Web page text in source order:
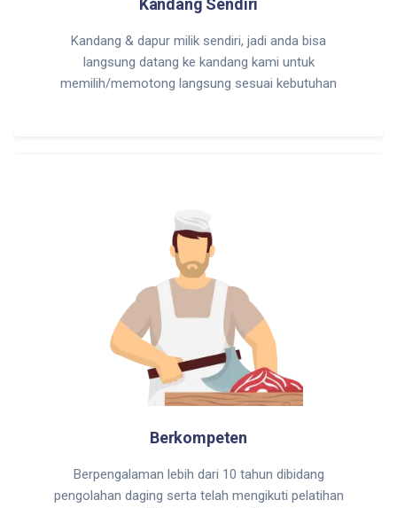
Kandang Sendiri
Kandang & dapur milik sendiri, jadi anda bisa
langsung datang ke kandang kami untuk
memilih/memotong langsung sesuai kebutuhan
Berkompeten
Berpengalaman lebih dari 10 tahun dibidang
pengolahan daging serta telah mengikuti pelatihan